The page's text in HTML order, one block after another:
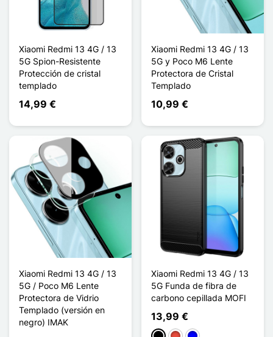
Xiaomi Redmi 13 4G / 13
5G Spion-Resistente
Protección de cristal
templado
14,99 €
Xiaomi Redmi 13 4G / 13
5G y Poco M6 Lente
Protectora de Cristal
Templado
10,99 €
Xiaomi Redmi 13 4G / 13
5G / Poco M6 Lente
Protectora de Vidrio
Templado (versión en
negro) IMAK
Xiaomi Redmi 13 4G / 13
5G Funda de fibra de
carbono cepillada MOFI
13,99 €